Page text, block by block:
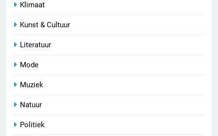
Klimaat
Kunst & Cultuur
Literatuur
Mode
Muziek
Natuur
Politiek